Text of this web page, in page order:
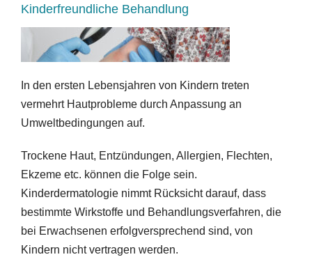
Kinderfreundliche Behandlung
In den ersten Lebensjahren von Kindern treten
vermehrt Hautprobleme durch Anpassung an
Umweltbedingungen auf.
Trockene Haut, Entzündungen, Allergien, Flechten,
Ekzeme etc. können die Folge sein.
Kinderdermatologie nimmt Rücksicht darauf, dass
bestimmte Wirkstoffe und Behandlungsverfahren, die
bei Erwachsenen erfolgversprechend sind, von
Kindern nicht vertragen werden.